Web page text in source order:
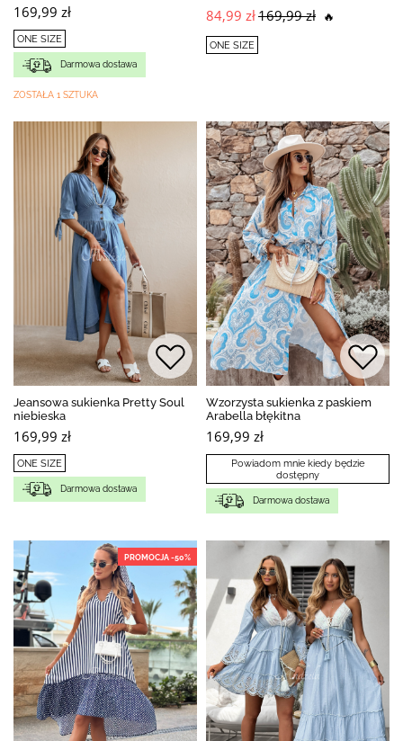
169,99 zł
ONE SIZE
Darmowa dostawa
ZOSTAŁA 1 SZTUKA
84,99 zł169,99 zł 🔥
ONE SIZE
Jeansowa sukienka Pretty Soul
niebieska
169,99 zł
ONE SIZE
Darmowa dostawa
Wzorzysta sukienka z paskiem
Arabella błękitna
169,99 zł
Powiadom mnie kiedy będzie
dostępny
Darmowa dostawa
PROMOCJA -50%